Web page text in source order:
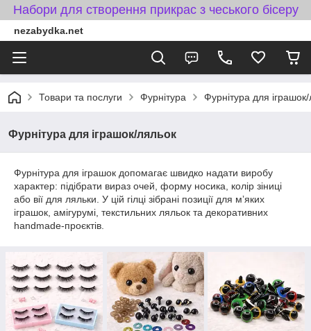
Набори для створення прикрас з чеського бісеру
nezabydka.net
Товари та послуги Фурнітура Фурнітура для
Фурнітура для іграшок/ляльок
Фурнітура для іграшок допомагає швидко надати виробу
характер: підібрати вираз очей, форму носика, колір зіниці
або вії для ляльки. У цій гілці зібрані позиції для мʼяких
іграшок, амігурумі, текстильних ляльок та декоративних
handmade-проєктів.